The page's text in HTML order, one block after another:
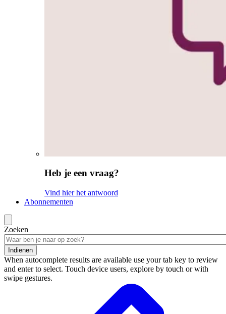
Heb je een vraag?
Vind hier het antwoord
Abonnementen
Zoeken
Indienen
When autocomplete results are available use your tab key to review
and enter to select. Touch device users, explore by touch or with
swipe gestures.